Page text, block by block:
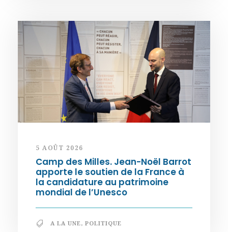
5 AOÛT 2026
Camp des Milles. Jean-Noël Barrot
apporte le soutien de la France à
la candidature au patrimoine
mondial de l’Unesco
A LA UNE, POLITIQUE